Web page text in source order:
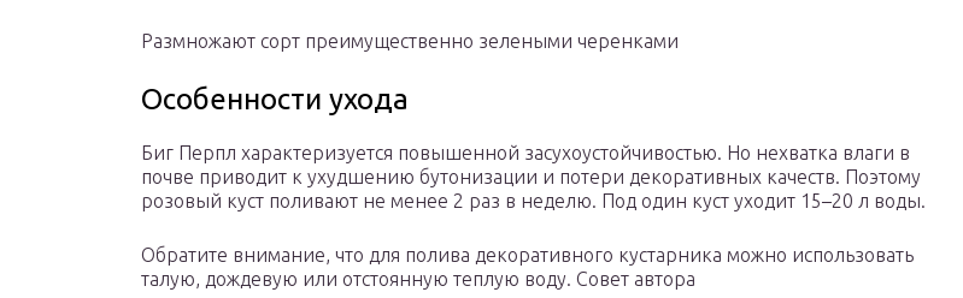
Размножают сорт преимущественно зелеными черенками
Особенности ухода
Биг Перпл характеризуется повышенной засухоустойчивостью. Но нехватка влаги в
почве приводит к ухудшению бутонизации и потери декоративных качеств. Поэтому
розовый куст поливают не менее 2 раз в неделю. Под один куст уходит 15–20 л воды.
Обратите внимание, что для полива декоративного кустарника можно использовать
талую, дождевую или отстоянную теплую воду. Совет автора